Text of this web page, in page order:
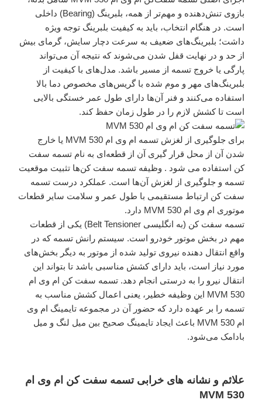
بازوی تنش‌دهنده و مهم‌تر از همه، بلبرینگ (Bearing) داخلی
است. در هنگام انتخاب، باید به کیفیت بلبرینگ توجه ویژه
داشت؛ بلبرینگ‌های ضعیف به سرعت دچار سایش، گرمای بیش
از حد و در نهایت قفل شدن می‌شوند که نتیجه آن می‌تواند
پارگی یا خروج تسمه از مسیر باشد. مدل‌های با کیفیت از
بلبرینگ‌های مهر و موم شده با گریس‌های مخصوص دما بالا
استفاده می‌کنند و فنر آن‌ها دارای طول عمر خستگی بالایی
است تا کشش لازم را در طول زمان حفظ کند.
برای جلوگیری از لغزش تسمه ام وی ام 530 MVM یا خارج
شدن آن از محل قرار گیری آن از قطعه‌ای به نام تسمه سفت
کن استفاده می شود . وظیفه تسمه سفت کن‌ها تثبیت موقعیت
تسمه‌ و جلوگیری از لغزش آن‌ها است. عملکرد درست تسمه
سفت کن ارتباط مستقیمی با طول عمر و سلامت سایر قطعات
موتوری ام وی ام 530 MVM دارد.
تسمه سفت کن (به انگلیسی Belt Tensioner) یکی از قطعات
مهم در بخش موتور خودرو است. سیستم رانش تسمه که در
واقع انتقال دهنده نیروی تولید شده از موتور به دیگر بخش‌های
مورد نیاز است، باید دارای کشش مناسبی باشد تا بتواند این
انتقال نیرو را به درستی انجام دهد. تسمه سفت کن ام وی ام
530 MVM این وظیفه خطیر، یعنی اعمال کشش مناسب به
تسمه را بر عهده دارد که حضور آن در مجموعه تایمینگ ام وی
ام 530 MVM باعث ایجاد تایمینگ صحیح بین میل لنگ و میل
بادامک می‌شود.
علائم و نشانه های خرابی تسمه سفت کن ام وی ام
530 MVM